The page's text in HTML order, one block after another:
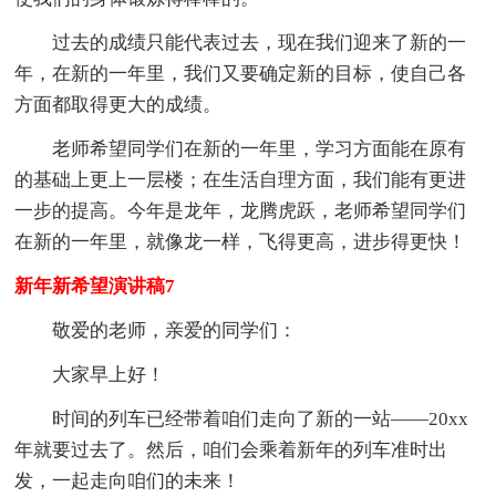
过去的成绩只能代表过去，现在我们迎来了新的一
年，在新的一年里，我们又要确定新的目标，使自己各
方面都取得更大的成绩。
老师希望同学们在新的一年里，学习方面能在原有
的基础上更上一层楼；在生活自理方面，我们能有更进
一步的提高。今年是龙年，龙腾虎跃，老师希望同学们
在新的一年里，就像龙一样，飞得更高，进步得更快！
新年新希望演讲稿7
敬爱的老师，亲爱的同学们：
大家早上好！
时间的列车已经带着咱们走向了新的一站——20xx
年就要过去了。然后，咱们会乘着新年的列车准时出
发，一起走向咱们的未来！